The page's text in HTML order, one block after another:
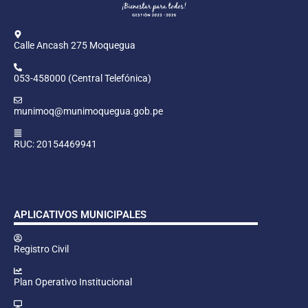
Calle Ancash 275 Moquegua
053-458000 (Central Telefónica)
munimoq@munimoquegua.gob.pe
RUC: 20154469941
APLICATIVOS MUNICIPALES
Registro Civil
Plan Operativo Institucional